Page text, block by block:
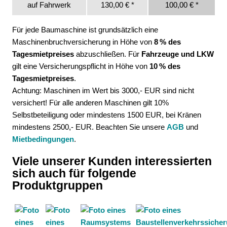
auf Fahrwerk 130,00 € * 100,00 € *
Für jede Baumaschine ist grundsätzlich eine
Maschinenbruchversicherung in Höhe von 8 % des
Tagesmietpreises abzuschließen. Für Fahrzeuge und LKW
gilt eine Versicherungspflicht in Höhe von 10 % des
Tagesmietpreises.
Achtung: Maschinen im Wert bis 3000,- EUR sind nicht
versichert! Für alle anderen Maschinen gilt 10%
Selbstbeteiligung oder mindestens 1500 EUR, bei Kränen
mindestens 2500,- EUR. Beachten Sie unsere AGB und
Mietbedingungen.
Viele unserer Kunden interessierten
sich auch für folgende
Produktgruppen